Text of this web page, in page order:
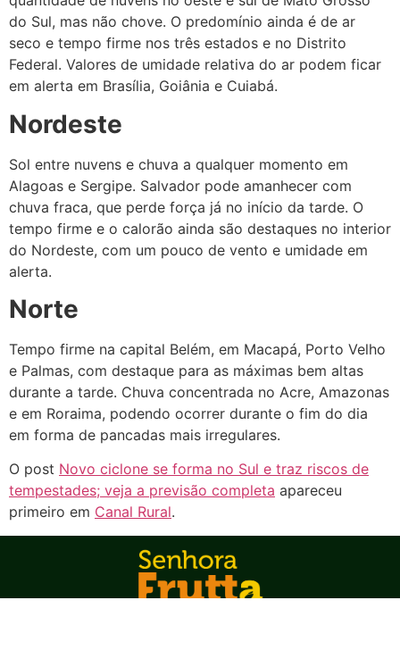
do Sul, mas não chove. O predomínio ainda é de ar
seco e tempo firme nos três estados e no Distrito
Federal. Valores de umidade relativa do ar podem ficar
em alerta em Brasília, Goiânia e Cuiabá.
Nordeste
Sol entre nuvens e chuva a qualquer momento em
Alagoas e Sergipe. Salvador pode amanhecer com
chuva fraca, que perde força já no início da tarde. O
tempo firme e o calorão ainda são destaques no interior
do Nordeste, com um pouco de vento e umidade em
alerta.
Norte
Tempo firme na capital Belém, em Macapá, Porto Velho
e Palmas, com destaque para as máximas bem altas
durante a tarde. Chuva concentrada no Acre, Amazonas
e em Roraima, podendo ocorrer durante o fim do dia
em forma de pancadas mais irregulares.
O post Novo ciclone se forma no Sul e traz riscos de
tempestades; veja a previsão completa apareceu
primeiro em Canal Rural.